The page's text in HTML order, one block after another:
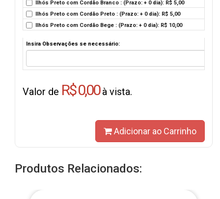
Ilhós Preto com Cordão Branco : (Prazo: + 0 dia): R$ 5,00
Ilhós Preto com Cordão Preto : (Prazo: + 0 dia): R$ 5,00
Ilhós Preto com Cordão Bege : (Prazo: + 0 dia): R$ 10,00
Insira Observações se necessário:
Valor de R$ 0,00à vista.
Adicionar ao Carrinho
Produtos Relacionados: